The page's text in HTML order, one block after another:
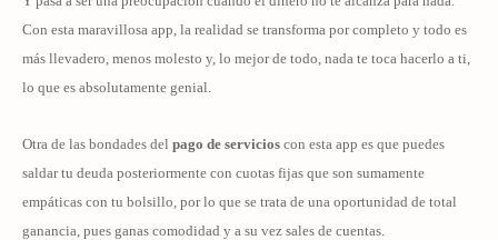
Con esta maravillosa app, la realidad se transforma por completo y todo es
más llevadero, menos molesto y, lo mejor de todo, nada te toca hacerlo a ti,
lo que es absolutamente genial.
Otra de las bondades del pago de servicios con esta app es que puedes
saldar tu deuda posteriormente con cuotas fijas que son sumamente
empáticas con tu bolsillo, por lo que se trata de una oportunidad de total
ganancia, pues ganas comodidad y a su vez sales de cuentas.